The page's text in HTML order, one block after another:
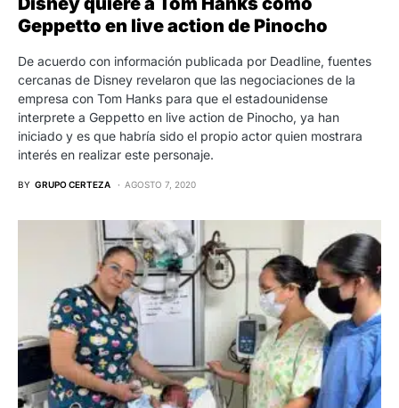
Geppetto en live action de Pinocho
De acuerdo con información publicada por Deadline, fuentes
cercanas de Disney revelaron que las negociaciones de la
empresa con Tom Hanks para que el estadounidense
interprete a Geppetto en live action de Pinocho, ya han
iniciado y es que habría sido el propio actor quien mostrara
interés en realizar este personaje.
BY GRUPO CERTEZA AGOSTO 7, 2020